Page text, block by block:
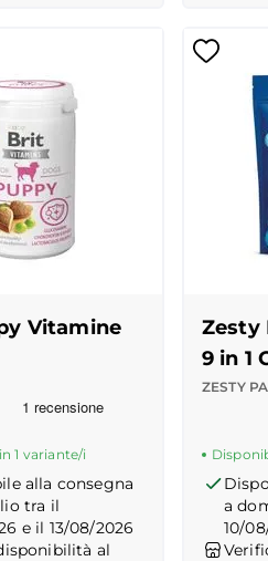
center
Vitamine
Truspilot del prodotto
1 variante/i
alla consegna
tra il
e il 13/08/2026
al
Zesty
9 in 1
ZESTY
a
10/